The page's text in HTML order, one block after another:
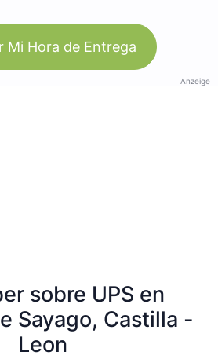
Mi Hora de Entrega
Anzeige
sobre UPS en
Sayago, Castilla -
Leon